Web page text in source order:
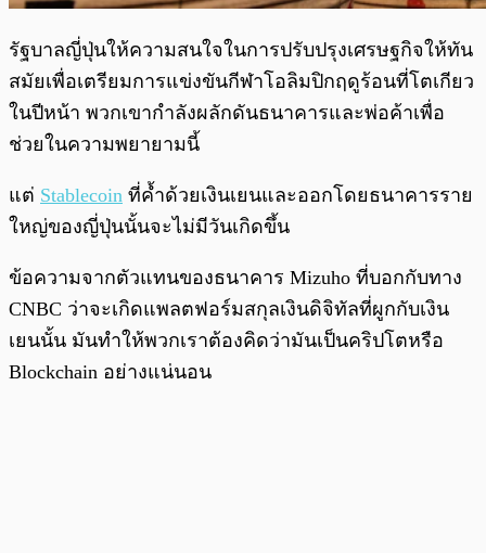
รัฐบาลญี่ปุ่นให้ความสนใจในการปรับปรุงเศรษฐกิจให้ทัน
สมัยเพื่อเตรียมการแข่งขันกีฬาโอลิมปิกฤดูร้อนที่โตเกียว
ในปีหน้า พวกเขากำลังผลักดันธนาคารและพ่อค้าเพื่อ
ช่วยในความพยายามนี้
แต่ Stablecoin ที่ค้ำด้วยเงินเยนและออกโดยธนาคารราย
ใหญ่ของญี่ปุ่นนั้นจะไม่มีวันเกิดขึ้น
ข้อความจากตัวแทนของธนาคาร Mizuho ที่บอกกับทาง
CNBC ว่าจะเกิดแพลตฟอร์มสกุลเงินดิจิทัลที่ผูกกับเงิน
เยนนั้น มันทำให้พวกเราต้องคิดว่ามันเป็นคริปโตหรือ
Blockchain อย่างแน่นอน